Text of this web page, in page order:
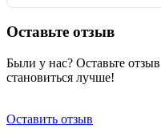
Оставьте отзыв
Были у нас? Оставьте
становиться лучше!
Оставить отзыв